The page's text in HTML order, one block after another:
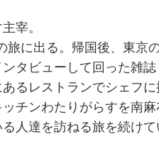
宰。
旅に出る。帰国後、東京
タビューして回った雑
るレストランでシェフ
チンわたりがらすを南
人達を訪ねる旅を続け